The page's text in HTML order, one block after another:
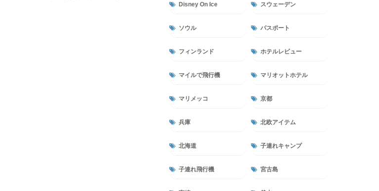
Disney On Ice スウェーデン
ソウル パスポート
フィンランド ホテルレビュー
マイルで飛行機 マリオットホテル
マリメッコ 京都
兵庫 北欧アイテム
北海道 子連れキャンプ
子連れ飛行機 宮古島